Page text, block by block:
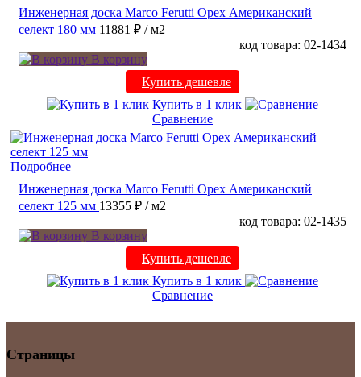
Инженерная доска Marco Ferutti Орех Американский
селект 180 мм 11881 ₽ / м2
код товара: 02-1434
В корзину
Купить дешевле
Купить в 1 клик
Сравнение
Подробнее
Инженерная доска Marco Ferutti Орех Американский
селект 125 мм 13355 ₽ / м2
код товара: 02-1435
В корзину
Купить дешевле
Купить в 1 клик
Сравнение
Страницы